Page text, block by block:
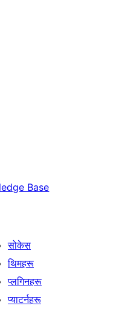
Base
सोकेस
थिमहरू
प्लगिनहरू
प्याटर्नहरू